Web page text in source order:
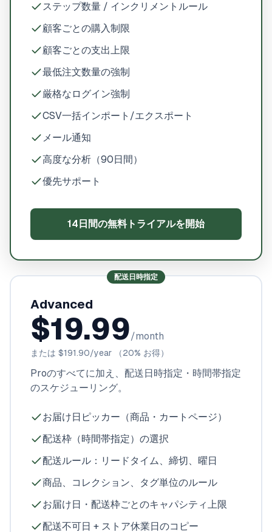
ステップ数量 / インクリメントルール
顧客ごとの購入制限
顧客ごとの支出上限
最低注文数量の強制
厳格なログイン強制
CSV一括インポート/エクスポート
メール通知
高度な分析（90日間）
優先サポート
14日間の無料トライアルを開始
配送日時指定
Advanced
$19.99/month
または $191.90/year （20% お得）
Proのすべてに加え、配送日時指定・時間帯指定
のスケジューリング。
お届け日ピッカー（商品・カートページ）
配送枠（時間帯指定）の選択
配送ルール：リードタイム、締切、曜日
商品、コレクション、タグ単位のルール
お届け日・配送枠ごとのキャパシティ上限
配送不可日 + ストア休業日のコピー